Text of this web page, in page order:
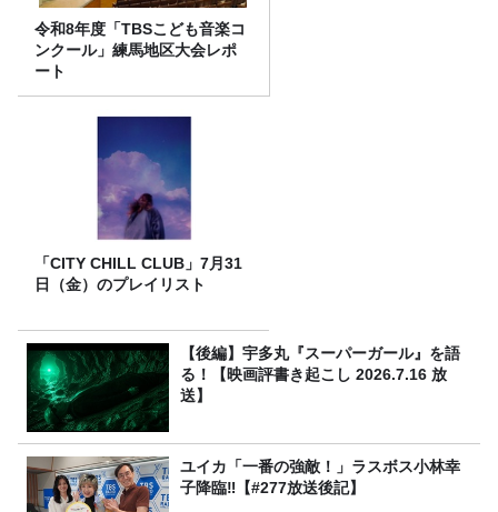
令和8年度「TBSこども音楽コ
ンクール」練馬地区大会レポ
ート
「CITY CHILL CLUB」7月31
日（金）のプレイリスト
【後編】宇多丸『スーパーガール』を語
る！【映画評書き起こし 2026.7.16 放
送】
ユイカ「一番の強敵！」ラスボス小林幸
子降臨‼【#277放送後記】